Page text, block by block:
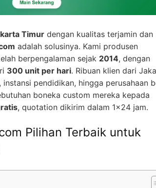
Timur dengan kualitas terjamin dan
adalah solusinya. Kami produsen
berpengalaman sejak 2014, dengan
300 unit per hari. Ribuan klien dari
pendidikan, hingga perusahaan
boneka custom mereka kepada
, quotation dikirim dalam 1×24 jam.
Pilihan Terbaik untuk